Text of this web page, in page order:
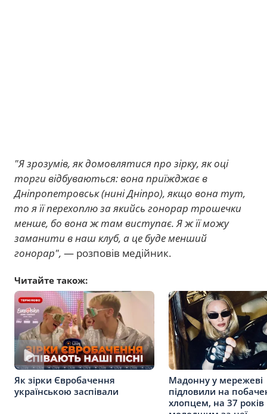
"Я зрозумів, як домовлятися про зірку, як оці
торги відбуваються: вона приїжджає в
Дніпропетровськ (нині Дніпро), якщо вона тут,
то я її перехоплю за якийсь гонорар трошечки
менше, бо вона ж там виступає. Я ж її можу
заманити в наш клуб, а це буде менший
гонорар", — розповів медійник.
Читайте також:
Як зірки Євробачення
українською заспівали
Мадонну у мережеві
підловили на
хлопцем, на 37 років